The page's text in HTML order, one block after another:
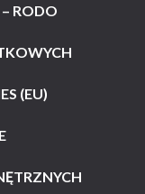
RODO
(EU)